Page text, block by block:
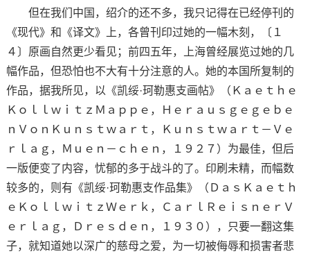
但在我们中国，绍介的还不多，我只记得在已经停刊的
《现代》和《译文》上，各曾刊印过她的一幅木刻，〔１
４〕原画自然更少看见；前四五年，上海曾经展览过她的几
幅作品，但恐怕也不大有十分注意的人。她的本国所复制的
作品，据我所见，以《凯绥·珂勒惠支画帖》（Ｋａｅｔｈｅ
ＫｏｌｌｗｉｔｚＭａｐｐｅ，Ｈｅｒａｕｓｇｅｇｅｂｅ
ｎＶｏｎＫｕｎｓｔｗａｒｔ，Ｋｕｎｓｔｗａｒｔ－Ｖｅ
ｒｌａｇ，Ｍｕｅｎ－ｃｈｅｎ，１９２７）为最佳，但后
一版便变了内容，忧郁的多于战斗的了。印刷未精，而幅数
较多的，则有《凯绥·珂勒惠支作品集》（ＤａｓＫａｅｔｈ
ｅＫｏｌｌｗｉｔｚＷｅｒｋ，ＣａｒｌＲｅｉｓｎｅｒＶ
ｅｒｌａｇ，Ｄｒｅｓｄｅｎ，１９３０），只要一翻这集
子，就知道她以深广的慈母之爱，为一切被侮辱和损害者悲